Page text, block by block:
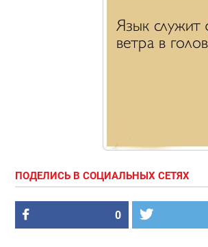
ПОДЕЛИСЬ В СОЦИАЛЬНЫХ СЕТЯХ
0